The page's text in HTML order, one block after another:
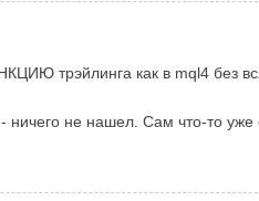
трэйлинга как в mql4 без
не нашел. Сам что-то